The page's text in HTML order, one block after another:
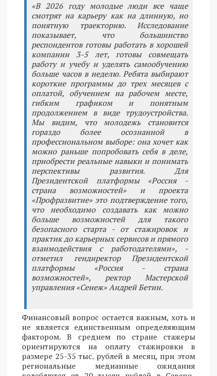
«В 2026 году молодые люди все чаще
смотрят на карьеру как на длинную, но
понятную траекторию. Исследование
показывает, что большинство
респондентов готовы работать в хорошей
компании 3-5 лет, готовы совмещать
работу и учебу и уделять самообучению
больше часов в неделю. Ребята выбирают
короткие программы до трех месяцев с
оплатой, обучением на рабочем месте,
гибким графиком и понятным
продолжением в виде трудоустройства.
Мы видим, что молодежь становится
гораздо более осознанной в
профессиональном выборе: она хочет как
можно раньше попробовать себя в деле,
приобрести реальные навыки и понимать
перспективы развития. Для
Президентской платформы «Россия -
страна возможностей» и проекта
«Профразвитие» это подтверждение того,
что необходимо создавать как можно
больше возможностей для такого
безопасного старта - от стажировок и
практик до карьерных сервисов и прямого
взаимодействия с работодателями», -
отметил гендиректор Президентской
платформы «Россия - страна
возможностей», ректор Мастерской
управления «Сенеж» Андрей Бетин.
Финансовый вопрос остается важным, хоть и
не является единственным определяющим
фактором. В среднем по стране стажеры
ориентируются на оплату стажировки в
размере 25-35 тыс. рублей в месяц, при этом
региональные медианные ожидания